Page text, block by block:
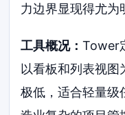
力边界显现得尤为
工具概况：Tower
以看板和列表视图
极低，适合轻量级